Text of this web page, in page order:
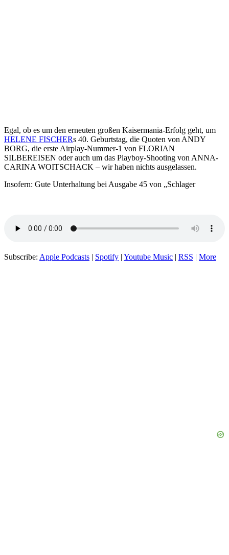
Egal, ob es um den erneuten großen Kaisermania-Erfolg geht, um
HELENE FISCHERs 40. Geburtstag, die Quoten von ANDY
BORG, die erste Airplay-Nummer-1 von FLORIAN
SILBEREISEN oder auch um das Playboy-Shooting von ANNA-
CARINA WOITSCHACK – wir haben nichts ausgelassen.
Insofern: Gute Unterhaltung bei Ausgabe 45 von „Schlager
Subscribe: Apple Podcasts | Spotify | Youtube Music | RSS | More